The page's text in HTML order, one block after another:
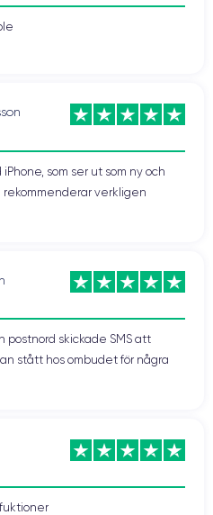
som ser ut som ny och
verkligen
skickade SMS att
stått hos ombudet för några